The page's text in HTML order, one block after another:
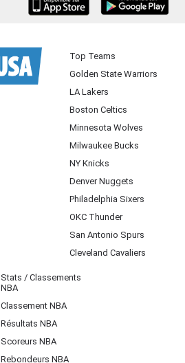
Top Teams
Golden State Warriors
LA Lakers
Boston Celtics
Minnesota Wolves
Milwaukee Bucks
NY Knicks
Denver Nuggets
Philadelphia Sixers
OKC Thunder
San Antonio Spurs
Cleveland Cavaliers
Stats / Classements
NBA
Classement NBA
Résultats NBA
Scoreurs NBA
Rebondeurs NBA